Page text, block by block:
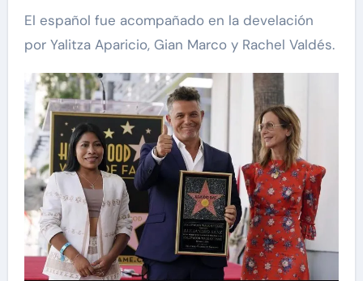
El español fue acompañado en la develación
por Yalitza Aparicio, Gian Marco y Rachel Valdés.